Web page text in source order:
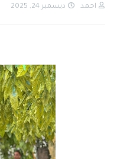
احمد ديسمبر 24, 2025